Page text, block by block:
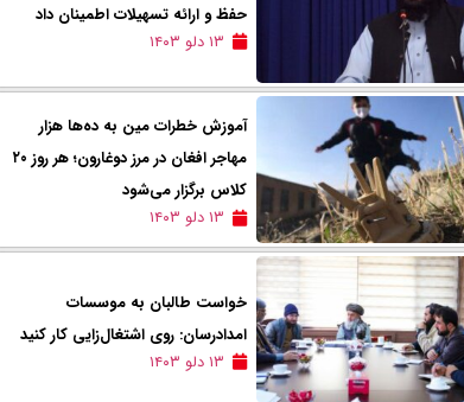
حفظ و ارائه‌ تسهیلات اطمینان داد
۱۳ دلو ۱۴۰۳
آموزش خطرات مین به ده‌ها هزار
مهاجر افغان در مرز دوغارون؛ هر روز ۲۰
کلاس برگزار می‌شود
۱۳ دلو ۱۴۰۳
خواست طالبان به موسسات
امدادرسان: روی اشتغال‌زایی کار کنید
۱۳ دلو ۱۴۰۳